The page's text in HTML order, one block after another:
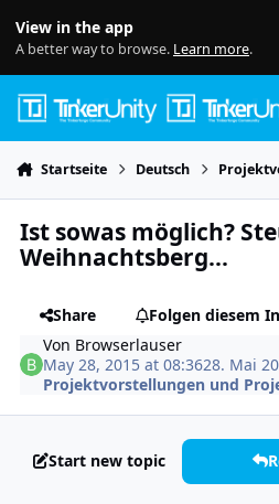
View in the app
A better way to browse. Learn more.
Startseite Deutsch
Ist sowas möglich?
Weihnachtsberg...
Share
Folgen diesem
Von Browserlauser
May 28, 2015 at 08:3628. Mai
Projektvorstellungen und
Start new topic